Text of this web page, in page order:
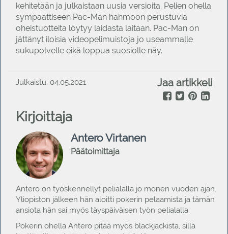
kehitetään ja julkaistaan uusia versioita. Pelien ohella
sympaattiseen Pac-Man hahmoon perustuvia
oheistuotteita löytyy laidasta laitaan. Pac-Man on
jättänyt iloisia videopelimuistoja jo useammalle
sukupolvelle eikä loppua suosiolle näy.
Julkaistu: 04.05.2021 Jaa artikkeli
Kirjoittaja
Antero Virtanen
Päätoimittaja
Antero on työskennellyt pelialalla jo monen vuoden ajan.
Yliopiston jälkeen hän aloitti pokerin pelaamista ja tämän
ansiota hän sai myös täyspäiväisen työn pelialalla.
Pokerin ohella Antero pitää myös blackjackista, sillä